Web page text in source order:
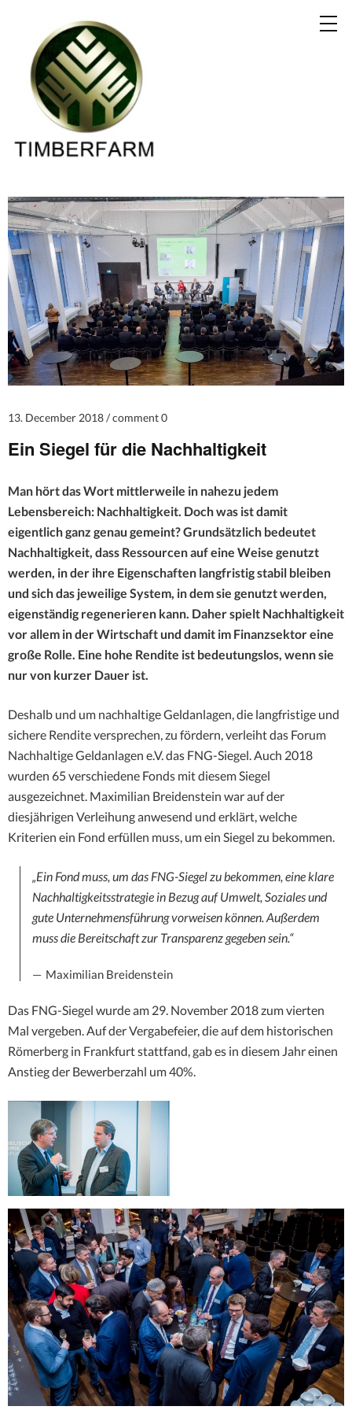
13. December 2018 comment 0
Ein Siegel für die Nachhaltigkeit
Man hört das Wort mittlerweile in nahezu jedem
Lebensbereich: Nachhaltigkeit. Doch was ist damit
eigentlich ganz genau gemeint? Grundsätzlich bedeutet
Nachhaltigkeit, dass Ressourcen auf eine Weise genutzt
werden, in der ihre Eigenschaften langfristig stabil bleiben
und sich das jeweilige System, in dem sie genutzt werden,
eigenständig regenerieren kann. Daher spielt Nachhaltigkeit
vor allem in der Wirtschaft und damit im Finanzsektor eine
große Rolle. Eine hohe Rendite ist bedeutungslos, wenn sie
nur von kurzer Dauer ist.
Deshalb und um nachhaltige Geldanlagen, die langfristige und
sichere Rendite versprechen, zu fördern, verleiht das Forum
Nachhaltige Geldanlagen e.V. das FNG-Siegel. Auch 2018
wurden 65 verschiedene Fonds mit diesem Siegel
ausgezeichnet. Maximilian Breidenstein war auf der
diesjährigen Verleihung anwesend und erklärt, welche
Kriterien ein Fond erfüllen muss, um ein Siegel zu bekommen.
„Ein Fond muss, um das FNG-Siegel zu bekommen, eine klare
Nachhaltigkeitsstrategie in Bezug auf Umwelt, Soziales und
gute Unternehmensführung vorweisen können. Außerdem
muss die Bereitschaft zur Transparenz gegeben sein.“
Maximilian Breidenstein
Das FNG-Siegel wurde am 29. November 2018 zum vierten
Mal vergeben. Auf der Vergabefeier, die auf dem historischen
Römerberg in Frankfurt stattfand, gab es in diesem Jahr einen
Anstieg der Bewerberzahl um 40%.